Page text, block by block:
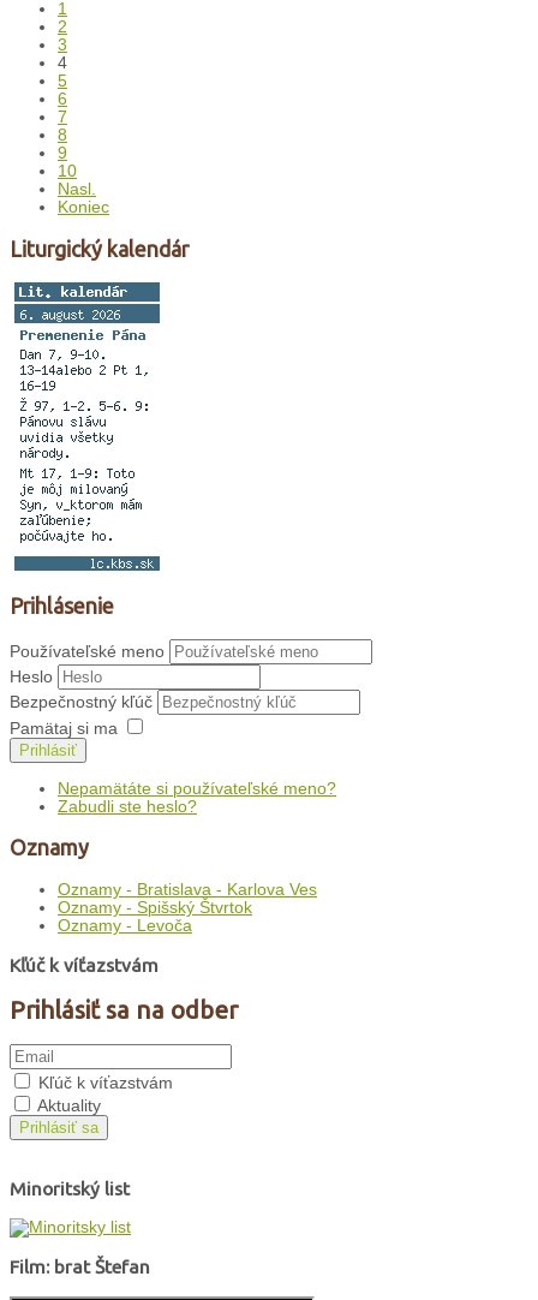
1
2
3
4
5
6
7
8
9
10
Nasl.
Koniec
Liturgický kalendár
Prihlásenie
Používateľské meno
Heslo
Bezpečnostný kľúč
Pamätaj si ma
Prihlásiť
Nepamätáte si používateľské meno?
Zabudli ste heslo?
Oznamy
Oznamy - Bratislava - Karlova Ves
Oznamy - Spišský Štvrtok
Oznamy - Levoča
Kľúč k víťazstvám
Prihlásiť sa na odber
Kľúč k víťazstvám
Aktuality
Prihlásiť sa
Minoritský list
Film: brat Štefan